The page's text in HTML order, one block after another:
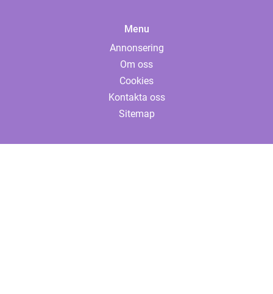
Menu
Annonsering
Om oss
Cookies
Kontakta oss
Sitemap